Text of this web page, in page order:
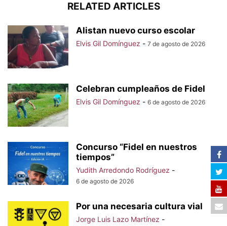
RELATED ARTICLES
Alistan nuevo curso escolar
Elvis Gil Domínguez - 7 de agosto de 2026
Celebran cumpleaños de Fidel
Elvis Gil Domínguez - 6 de agosto de 2026
Concurso “Fidel en nuestros
tiempos”
Yudith Arredondo Rodríguez -
6 de agosto de 2026
Por una necesaria cultura vial
Jorge Luis Lazo Martínez -